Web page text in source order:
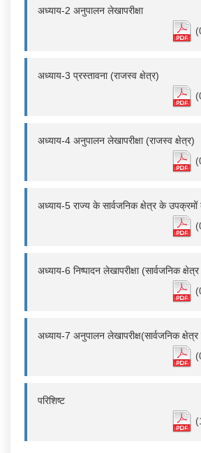
अध्याय-2 अनुपालन लेखापरीक्षा
अध्याय-3 प्रस्तावना (राजस्व क्षेत्र)
अध्याय-4 अनुपालन लेखापरीक्षा (राजस्व क्षेत्र)
अध्याय-5 राज्य के सार्वजनिक क्षेत्र के उपक्रमों
अध्याय-6 निष्‍पादन लेखापरीक्षा (सार्वजनिक
अध्याय-7 अनुपालन लेखापरीक्ष(सार्वजनिक
परिशिष्ट